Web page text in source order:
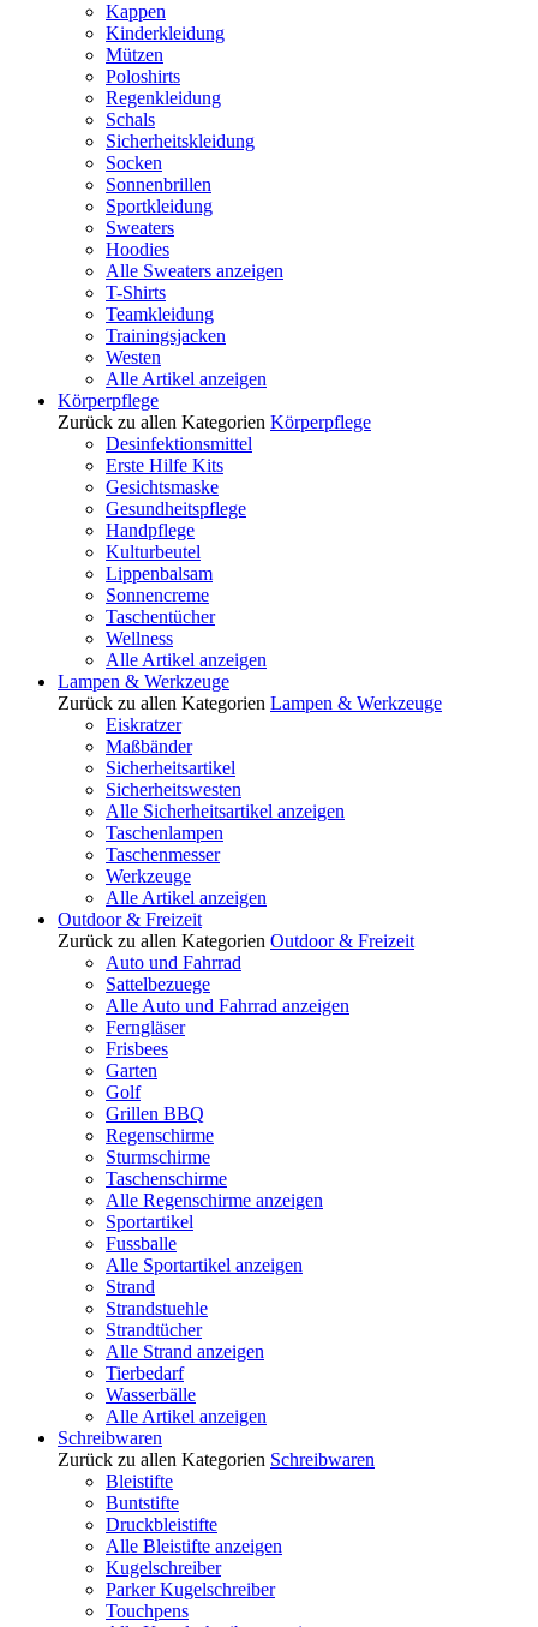
Kappen
Kinderkleidung
Mützen
Poloshirts
Regenkleidung
Schals
Sicherheitskleidung
Socken
Sonnenbrillen
Sportkleidung
Sweaters
Hoodies
Alle Sweaters anzeigen
T-Shirts
Teamkleidung
Trainingsjacken
Westen
Alle Artikel anzeigen
Körperpflege
Zurück zu allen Kategorien Körperpflege
Desinfektionsmittel
Erste Hilfe Kits
Gesichtsmaske
Gesundheitspflege
Handpflege
Kulturbeutel
Lippenbalsam
Sonnencreme
Taschentücher
Wellness
Alle Artikel anzeigen
Lampen & Werkzeuge
Zurück zu allen Kategorien Lampen & Werkzeuge
Eiskratzer
Maßbänder
Sicherheitsartikel
Sicherheitswesten
Alle Sicherheitsartikel anzeigen
Taschenlampen
Taschenmesser
Werkzeuge
Alle Artikel anzeigen
Outdoor & Freizeit
Zurück zu allen Kategorien Outdoor & Freizeit
Auto und Fahrrad
Sattelbezuege
Alle Auto und Fahrrad anzeigen
Ferngläser
Frisbees
Garten
Golf
Grillen BBQ
Regenschirme
Sturmschirme
Taschenschirme
Alle Regenschirme anzeigen
Sportartikel
Fussballe
Alle Sportartikel anzeigen
Strand
Strandstuehle
Strandtücher
Alle Strand anzeigen
Tierbedarf
Wasserbälle
Alle Artikel anzeigen
Schreibwaren
Zurück zu allen Kategorien Schreibwaren
Bleistifte
Buntstifte
Druckbleistifte
Alle Bleistifte anzeigen
Kugelschreiber
Parker Kugelschreiber
Touchpens